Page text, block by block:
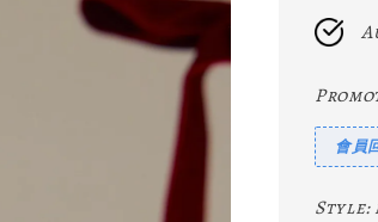
會員
Style: